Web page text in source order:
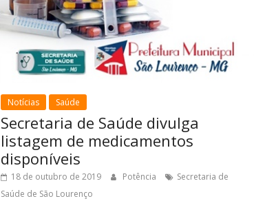
Notícias Saúde
Secretaria de Saúde divulga
listagem de medicamentos
disponíveis
18 de outubro de 2019 Potência
Secretaria de
Saúde de São Lourenço